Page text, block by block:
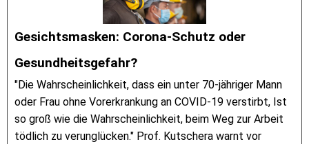
Gesichtsmasken: Corona-Schutz oder
Gesundheitsgefahr?
"Die Wahrscheinlichkeit, dass ein unter 70-jähriger Mann
oder Frau ohne Vorerkrankung an COVID-19 verstirbt, Ist
so groß wie die Wahrscheinlichkeit, beim Weg zur Arbeit
tödlich zu verunglücken." Prof. Kutschera warnt vor